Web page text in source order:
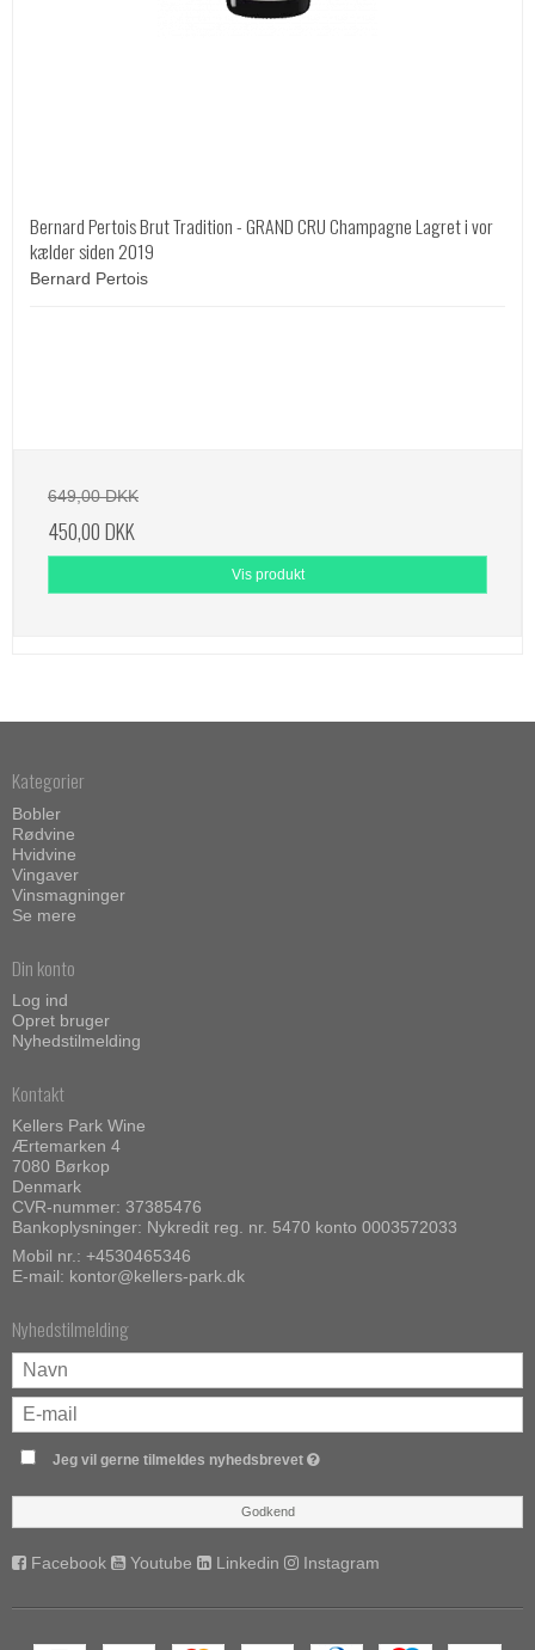
Bernard Pertois Brut Tradition - GRAND CRU Champagne Lagret i vor
kælder siden 2019
Bernard Pertois
649,00 DKK
450,00 DKK
Vis produkt
Kategorier
Bobler
Rødvine
Hvidvine
Vingaver
Vinsmagninger
Se mere
Din konto
Log ind
Opret bruger
Nyhedstilmelding
Kontakt
Kellers Park Wine
Ærtemarken 4
7080 Børkop
Denmark
CVR-nummer: 37385476
Bankoplysninger: Nykredit reg. nr. 5470 konto 0003572033
Mobil nr.: +4530465346
E-mail: kontor@kellers-park.dk
Nyhedstilmelding
Jeg vil gerne tilmeldes nyhedsbrevet
Godkend
Facebook Youtube Linkedin Instagram